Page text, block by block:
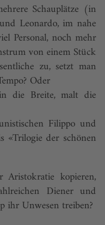
Schauplätze (in
Leonardo, im nahe
Personal, noch mehr
von einem Stück
zu, setzt man
Oder
die Breite, malt die
Filippo und
der schönen
kopieren,
Diener und
ihr Unwesen treiben?